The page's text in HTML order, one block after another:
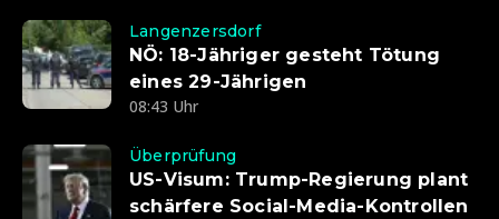
Langenzersdorf
NÖ: 18-Jähriger gesteht Tötung
eines 29-Jährigen
08:43 Uhr
Überprüfung
US-Visum: Trump-Regierung plant
schärfere Social-Media-Kontrollen